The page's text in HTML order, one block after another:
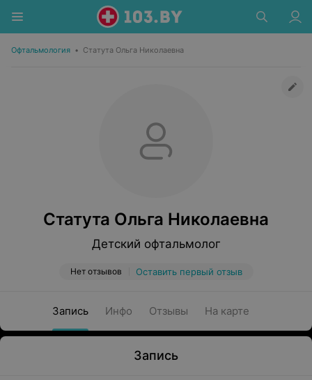
Офтальмология • Статута Ольга Николаевна
Статута Ольга Николаевна
Детский офтальмолог
Нет отзывов Оставить первый отзыв
Запись Инфо Отзывы На карте
Запись